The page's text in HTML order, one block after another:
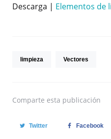
Descarga | Elementos de
limpieza Vectores
Comparte esta publicación
Twitter Facebook